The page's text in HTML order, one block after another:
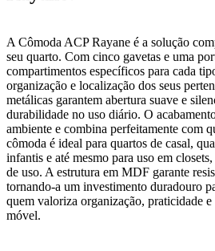
A Cômoda ACP Rayane é a solução
seu quarto. Com cinco gavetas e uma
compartimentos específicos para cada
organização e localização dos seus
metálicas garantem abertura suave e
durabilidade no uso diário. O
ambiente e combina perfeitamente com
cômoda é ideal para quartos de casal,
infantis e até mesmo para uso em
de uso. A estrutura em MDF garante
tornando-a um investimento duradouro
quem valoriza organização, praticidade
móvel.